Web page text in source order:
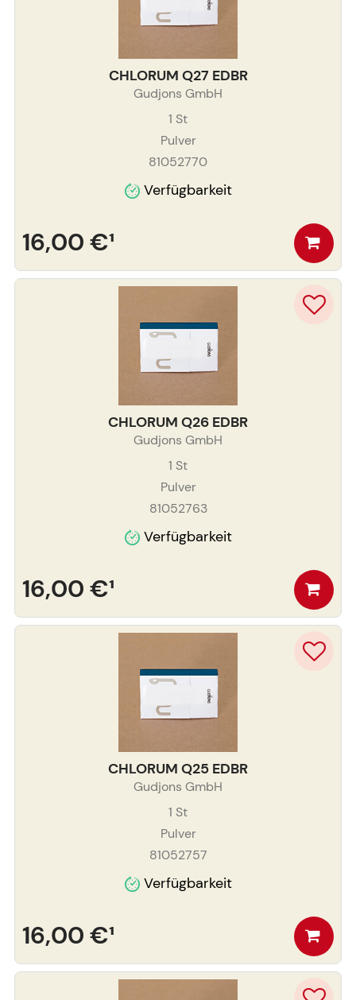
CHLORUM Q27 EDBR
Gudjons GmbH
1 St
Pulver
81052770
Verfügbarkeit
16,00 €¹
CHLORUM Q26 EDBR
Gudjons GmbH
1 St
Pulver
81052763
Verfügbarkeit
16,00 €¹
CHLORUM Q25 EDBR
Gudjons GmbH
1 St
Pulver
81052757
Verfügbarkeit
16,00 €¹